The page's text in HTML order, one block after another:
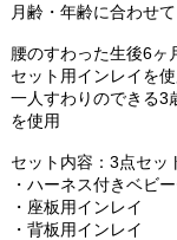
月齢・年齢に合わせ
腰のすわった生後6ヶ
セット用インレイを使
一人すわりのできる3
を使用
セット内容：3点セッ
・ハーネス付きベビ
・座板用インレイ
・背板用インレイ